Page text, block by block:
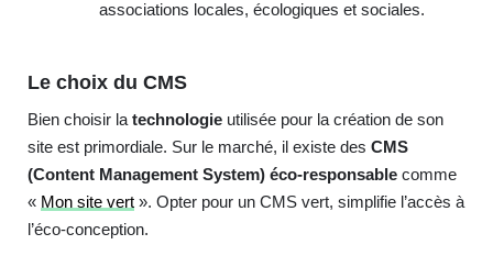
associations locales, écologiques et sociales.
Le choix du CMS
Bien choisir la technologie utilisée pour la création de son
site est primordiale. Sur le marché, il existe des CMS
(Content Management System) éco-responsable comme
« Mon site vert ». Opter pour un CMS vert, simplifie l’accès à
l’éco-conception.